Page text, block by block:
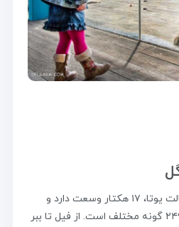
باغ وحش هوگل واقع در ایالت یوتا، ۱۷ هکتار وسعت دارد و
محل زندگی ۸۰۰ حیوان از ۲۴۹ گونه مختلف است. از فیل تا ببر